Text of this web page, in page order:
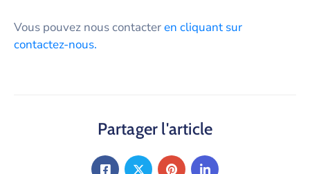
Vous pouvez nous contacteren cliquant sur
contactez-nous.
Partager l'article